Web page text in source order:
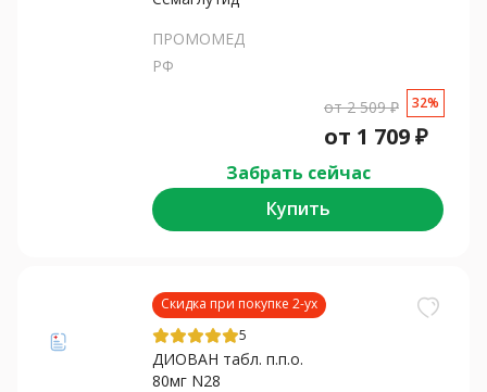
ПРОМОМЕД
РФ
от2 509₽ 32%
от 1 709₽
Забрать сейчас
Купить
Скидка при покупке 2-ух
5
ДИОВАН табл. п.п.о.
80мг N28